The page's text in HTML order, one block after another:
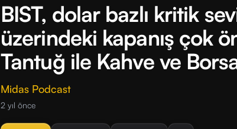
BIST, dolar bazlı kritik
üzerindeki kapanış çok
Tantuğ ile Kahve ve
Midas Podcast
2 yıl önce